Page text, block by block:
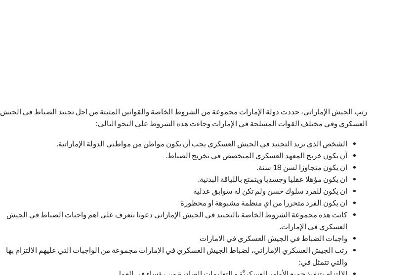
رتب الجيش الإماراتي، حددت دولة الإمارات مجموعة من الشروط الخاصة والقوانين المثبتة من اجل تجنيد الضباط في الجيش
العسكري وفي مختلف القوات المسلحة في الإمارات وجاءت هذه الشروط على النحو التالي:
الشخص الذي يريد التجنيد في الجيش العسكري يجب أن يكون مواطن من مواطني الدولة الإماراتية.
أن يكون خريج المعهد العسكري المتخصص في تخريج الضباط.
ان يكون متجاوزا لسن 18 سنة.
ان يكون مؤهلا عقليا وجسديا ويتمتع باللياقة البدنية.
ان يكون للفرد سلوك حسن ولم تكن له سوابق عدلية
ان يكون الفرد متحررا من اي منظمة مشبوهة او محظورة
كانت هذه مجموعة الشروط الخاصة بالتجنيد في الجيش الإماراتي دعونا نتعرف على اهم واجبات الضباط في الجيش
العسكري في الإمارات.
واجبات الضباط في الجيش العسكري في الامارات
رتب الجيش العسكري الإماراتي، لضباط الجيش العسكري في الإمارات مجموعة من الواجبات التي عليهم الالتزام بها
والتي تتمثل في: